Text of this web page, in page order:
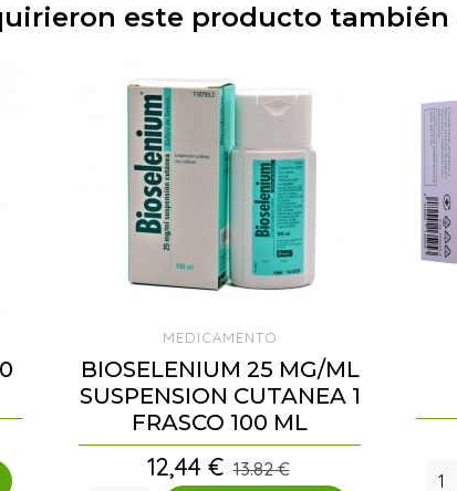
este producto también
MEDICAMENTO
BIOSELENIUM 25 MG/ML
SUSPENSION CUTANEA 1
FRASCO 100 ML
Precio
12,44 € 13.82 €